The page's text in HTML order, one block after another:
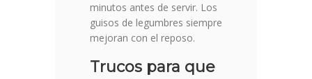
minutos antes de servir. Los
guisos de legumbres siempre
mejoran con el reposo.
Trucos para que